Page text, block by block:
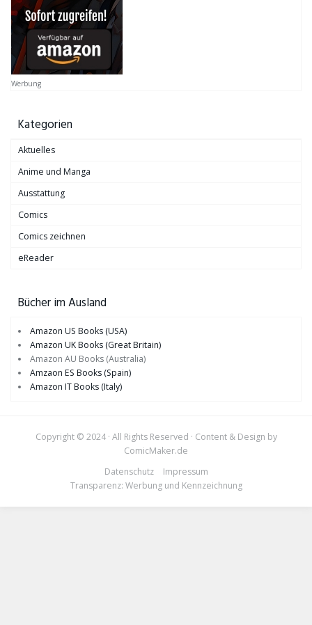
Werbung
Kategorien
Aktuelles
Anime und Manga
Ausstattung
Comics
Comics zeichnen
eReader
Bücher im Ausland
Amazon US Books (USA)
Amazon UK Books (Great Britain)
Amazon AU Books (Australia)
Amzaon ES Books (Spain)
Amazon IT Books (Italy)
Copyright © 2024 · All Rights Reserved · Content & Design by
ComicMaker.de
Datenschutz
Impressum
Transparenz: Werbung und Kennzeichnung